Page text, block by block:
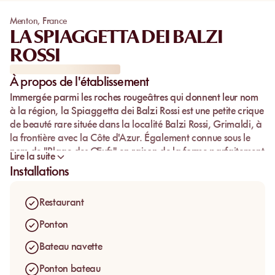
Menton, France
LA SPIAGGETTA DEI BALZI
ROSSI
À propos de l'établissement
Immergée parmi les roches rougeâtres qui donnent leur nom
à la région, la Spiaggetta dei Balzi Rossi est une petite crique
de beauté rare située dans la localité Balzi Rossi, Grimaldi, à
la frontière avec la Côte d'Azur. Également connue sous le
nom de "Plage des Œufs" en raison de la forme parfaitement
polie de ses galets, elle offre une expérience unique de
détente, de nature et de culture.
Un lieu réservé, pensé pour ceux qui souhaitent vivre la mer
de manière exclusive, entre élégance, confort et discrétion. À
la Spiaggetta dei Balzi Rossi, rien n'est laissé au hasard :
offrir à nos invités une expérience de bien-être total.
De l'arrivée au départ, nous prenons soin de nos invités à
Lire la suite
Installations
Restaurant
Ponton
Bateau navette
Ponton bateau